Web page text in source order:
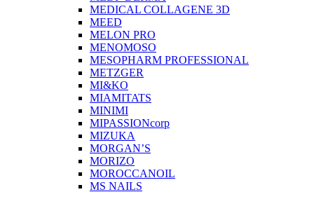
MEDICAL COLLAGENE 3D
MEED
MELON PRO
MENOMOSO
MESOPHARM PROFESSIONAL
METZGER
MI&KO
MIAMITATS
MINIMI
MIPASSIONcorp
MIZUKA
MORGAN’S
MORIZO
MOROCCANOIL
MS NAILS